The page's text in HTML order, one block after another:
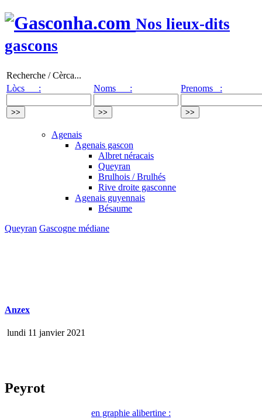
Nos lieux-dits
gascons
Recherche / Cèrca...
Lòcs :
Noms : Prenoms :
Agenais
Agenais gascon
Albret néracais
Queyran
Brulhois / Brulhés
Rive droite gasconne
Agenais guyennais
Bésaume
Queyran Gascogne médiane
Anzex
lundi 11 janvier 2021
Peyrot
en graphie alibertine :